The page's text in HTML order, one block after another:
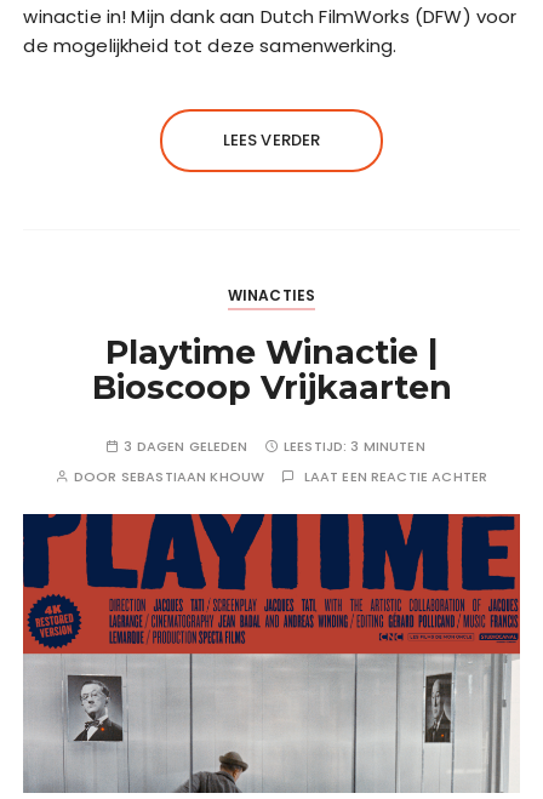
winactie in! Mijn dank aan Dutch FilmWorks (DFW) voor
de mogelijkheid tot deze samenwerking.
LEES VERDER
WINACTIES
Playtime Winactie |
Bioscoop Vrijkaarten
3 DAGEN GELEDEN LEESTIJD: 3 MINUTEN
DOOR SEBASTIAAN KHOUW LAAT EEN REACTIE ACHTER